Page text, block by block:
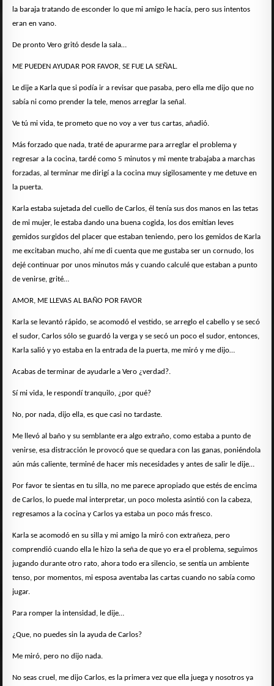
la baraja tratando de esconder lo que mi amigo le hacía, pero sus intentos
eran en vano.
De pronto Vero gritó desde la sala…
ME PUEDEN AYUDAR POR FAVOR, SE FUE LA SEÑAL.
Le dije a Karla que si podía ir a revisar que pasaba, pero ella me dijo que no
sabía ni como prender la tele, menos arreglar la señal.
Ve tú mi vida, te prometo que no voy a ver tus cartas, añadió.
Más forzado que nada, traté de apurarme para arreglar el problema y
regresar a la cocina, tardé como 5 minutos y mi mente trabajaba a marchas
forzadas, al terminar me dirigí a la cocina muy sigilosamente y me detuve en
la puerta.
Karla estaba sujetada del cuello de Carlos, él tenía sus dos manos en las tetas
de mi mujer, le estaba dando una buena cogida, los dos emitían leves
gemidos surgidos del placer que estaban teniendo, pero los gemidos de Karla
me excitaban mucho, ahí me di cuenta que me gustaba ser un cornudo, los
dejé continuar por unos minutos más y cuando calculé que estaban a punto
de venirse, grité…
AMOR, ME LLEVAS AL BAÑO POR FAVOR
Karla se levantó rápido, se acomodó el vestido, se arreglo el cabello y se secó
el sudor, Carlos sólo se guardó la verga y se secó un poco el sudor, entonces,
Karla salió y yo estaba en la entrada de la puerta, me miró y me dijo…
Acabas de terminar de ayudarle a Vero ¿verdad?.
Sí mi vida, le respondí tranquilo, ¿por qué?
No, por nada, dijo ella, es que casi no tardaste.
Me llevó al baño y su semblante era algo extraño, como estaba a punto de
venirse, esa distracción le provocó que se quedara con las ganas, poniéndola
aún más caliente, terminé de hacer mis necesidades y antes de salir le dije…
Por favor te sientas en tu silla, no me parece apropiado que estés de encima
de Carlos, lo puede mal interpretar, un poco molesta asintió con la cabeza,
regresamos a la cocina y Carlos ya estaba un poco más fresco.
Karla se acomodó en su silla y mi amigo la miró con extrañeza, pero
comprendió cuando ella le hizo la seña de que yo era el problema, seguimos
jugando durante otro rato, ahora todo era silencio, se sentía un ambiente
tenso, por momentos, mi esposa aventaba las cartas cuando no sabía como
jugar.
Para romper la intensidad, le dije…
¿Que, no puedes sin la ayuda de Carlos?
Me miró, pero no dijo nada.
No seas cruel, me dijo Carlos, es la primera vez que ella juega y nosotros ya